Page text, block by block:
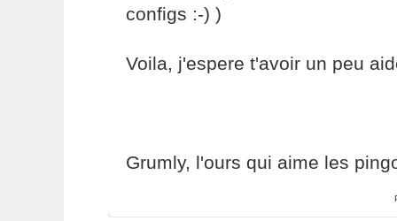
configs :-) )
Voila, j'espere t'avoir un peu
Grumly, l'ours qui aime les